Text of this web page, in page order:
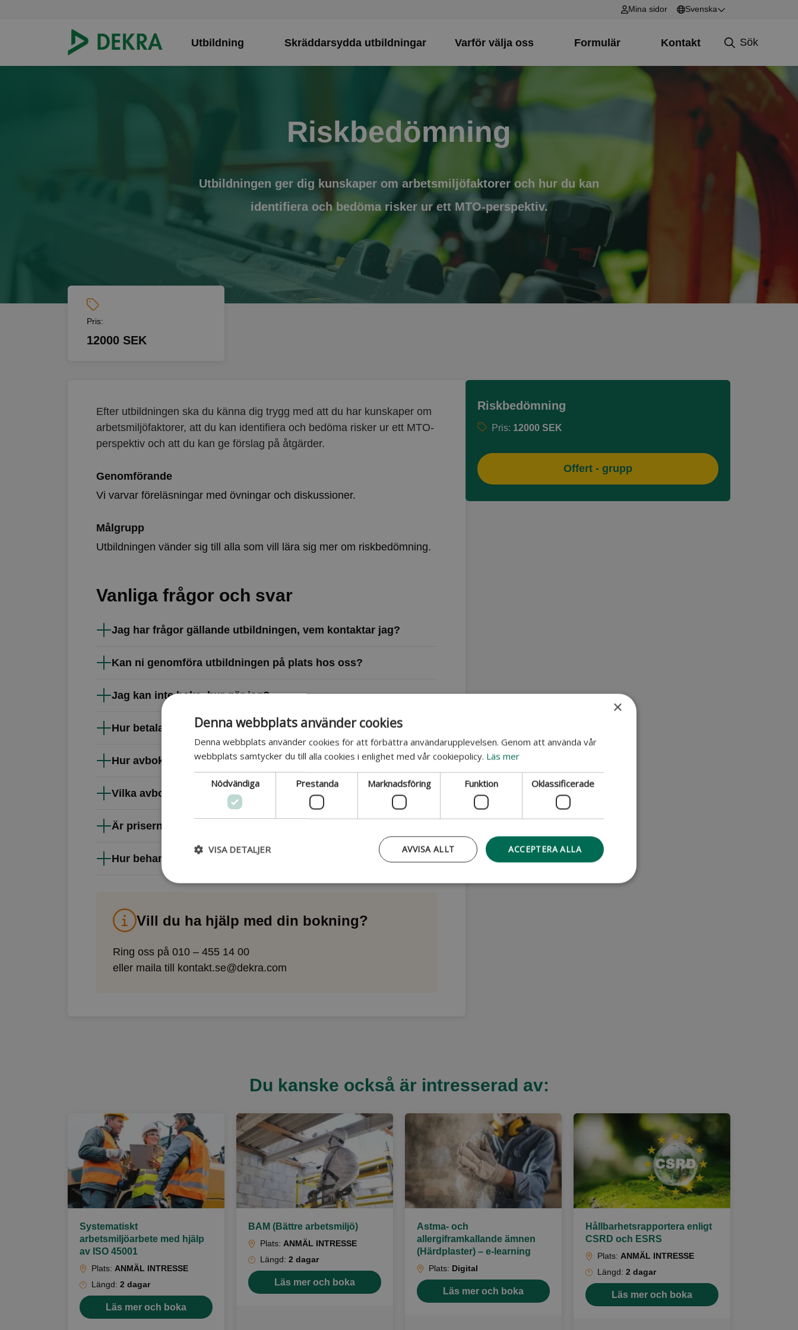
Mina sidor Svenska
Utbildning Skräddarsydda utbildningar Varför välja oss Formulär Kontakt Sök
Riskbedömning
Utbildningen ger dig kunskaper om arbetsmiljöfaktorer och hur du kan
identifiera och bedöma risker ur ett MTO-perspektiv.
Pris:
12000 SEK
Efter utbildningen ska du känna dig trygg med att du har kunskaper om
arbetsmiljöfaktorer, att du kan identifiera och bedöma risker ur ett MTO-
perspektiv och att du kan ge förslag på åtgärder.
Genomförande
Vi varvar föreläsningar med övningar och diskussioner.
Målgrupp
Utbildningen vänder sig till alla som vill lära sig mer om riskbedömning.
Vanliga frågor och svar
Jag har frågor gällande utbildningen, vem kontaktar jag?
Kan ni genomföra utbildningen på plats hos oss?
Jag kan inte boka, hur gör jag?
Hur betalar jag?
Hur avbokar jag?
Vilka avbokningsregler gäller vid en utbildning?
Är priserna exklusive moms?
Hur behandlar DEKRA mina personuppgifter?
Vill du ha hjälp med din bokning?
Ring oss på 010 – 455 14 00
eller maila till kontakt.se@dekra.com
Riskbedömning
Pris: 12000 SEK
Offert - grupp
Du kanske också är intresserad av:
Systematiskt
arbetsmiljöarbete med hjälp
av ISO 45001
Plats: ANMÄL INTRESSE
Längd: 2 dagar
Läs mer och boka
BAM (Bättre arbetsmiljö)
Plats: ANMÄL INTRESSE
Längd: 2 dagar
Läs mer och boka
Astma- och
allergiframkallande ämnen
(Härdplaster) – e-learning
Plats: Digital
Läs mer och boka
Hållbarhetsrapportera enligt
CSRD och ESRS
Plats: ANMÄL INTRESSE
Längd: 2 dagar
Läs mer och boka
×
Denna webbplats använder cookies
Denna webbplats använder cookies för att förbättra användarupplevelsen. Genom att använda vår
webbplats samtycker du till alla cookies i enlighet med vår cookiepolicy. Läs mer
Nödvändiga Prestanda Marknadsföring Funktion Oklassificerade
ACCEPTERA ALLA
AVVISA ALLT
VISA DETALJER